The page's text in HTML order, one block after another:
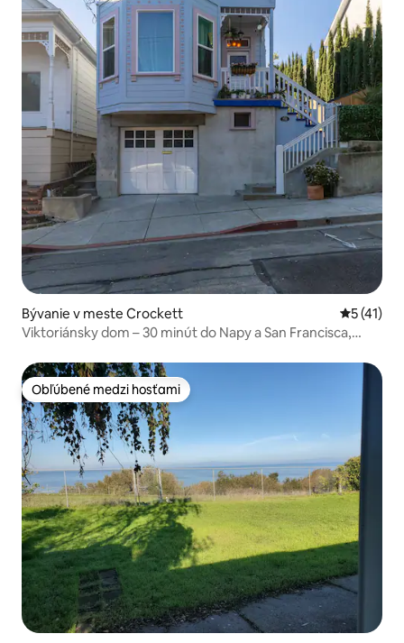
Bývanie v meste Crockett
5 (41)
Viktoriánsky dom – 30 minút do Napy a San Francisca,
Obľúbené medzi hosťami
Obľúbené medzi hosťami